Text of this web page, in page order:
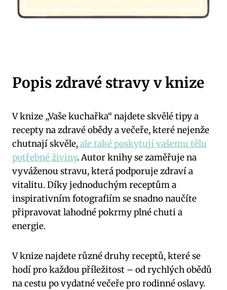
Popis zdravé stravy v knize
V knize „Vaše kuchařka“ najdete skvělé tipy a
recepty na zdravé obědy a večeře, které nejenže
chutnají skvěle,ale také poskytují vašemu tělu
potřebné živiny. Autor knihy se zaměřuje na
vyváženou stravu, která podporuje zdraví a
vitalitu. Díky jednoduchým receptům a
inspirativním fotografiím se snadno naučíte
připravovat lahodné pokrmy plné chuti a
energie.
V knize najdete různé druhy receptů, které se
hodí pro každou příležitost – od rychlých obědů
na cestu po vydatné večeře pro rodinné oslavy.